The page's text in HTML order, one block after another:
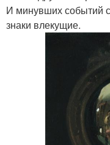
И минувших событий
знаки влекущие.